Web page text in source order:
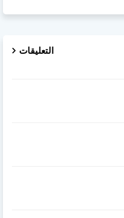
التعليقات